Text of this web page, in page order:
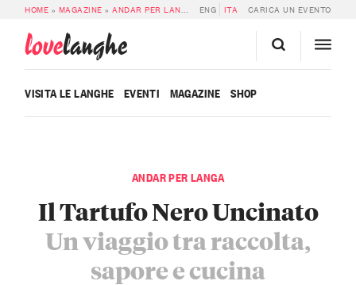
HOME » MAGAZINE »ANDAR PER LANGA »UN VIAGGIO TRA SAPORE,
ENG ITA CARICA UN EVENTO
lovelanghe
VISITA LE LANGHE EVENTI MAGAZINE SHOP
ANDAR PER LANGA
Il Tartufo Nero Uncinato
Un viaggio tra raccolta,
sapore e cucina